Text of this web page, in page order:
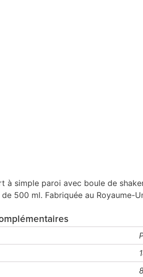
à simple paroi avec boule de
500 ml. Fabriquée au Royaume-